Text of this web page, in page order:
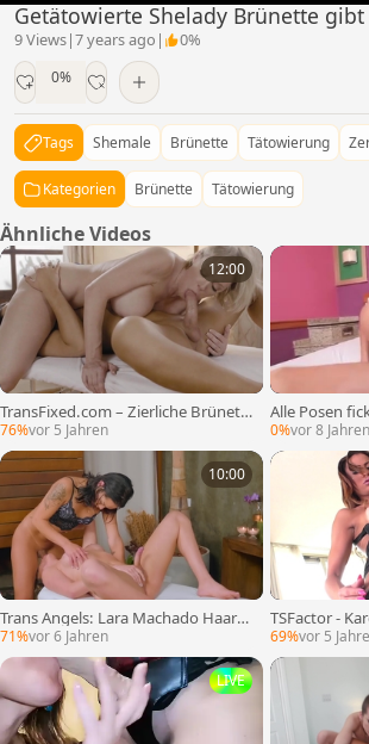
9 Views|7 years ago | 0%
0%
Tags Shemale Brünette Tätowierung
Kategorien Brünette Tätowierung
Ähnliche Videos
12:00
TransFixed.com – Zierliche Brünett
e Khloe Kay bekommt einen harten
Abspritzen
76%vor 5 Jahren
Alle Posen
ssexuelle
0%vor 8 Jahren
10:00
Trans Angels: Lara Machado Haare
ziehen
71%vor 6 Jahren
TSFactor -
hstochenes
69%vor 5
LIVE